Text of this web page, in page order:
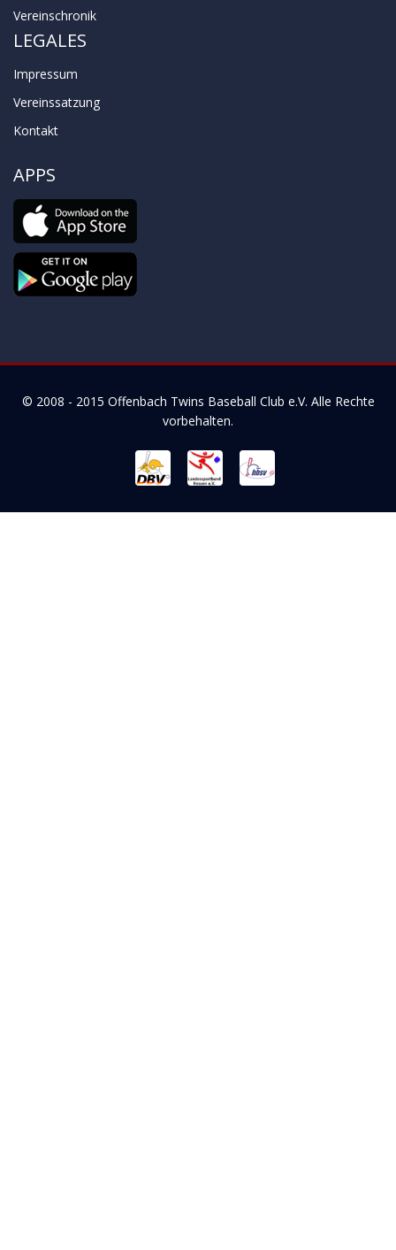
Vereinschronik
LEGALES
Impressum
Vereinssatzung
Kontakt
APPS
© 2008 - 2015 Offenbach Twins Baseball Club e.V. Alle Rechte
vorbehalten.